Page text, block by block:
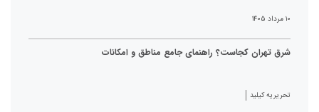
۱۰ مرداد ۱۴۰۵
شرق تهران کجاست؟ راهنمای جامع مناطق و امکانات
تحریریه کیلید